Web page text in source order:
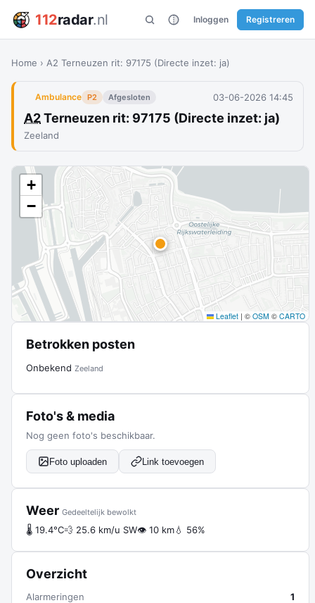
112radar.nl Inloggen Registreren
Home › A2 Terneuzen rit: 97175 (Directe inzet: ja)
Ambulance P2 Afgesloten 03-06-2026 14:45
A2Terneuzen rit: 97175 (Directe inzet: ja)
Zeeland
+
−
Leaflet | © OSM © CARTO
Betrokken posten
Onbekend Zeeland
Foto's & media
Nog geen foto's beschikbaar.
Foto uploaden Link toevoegen
Weer Gedeeltelijk bewolkt
🌡 19.4°C💨 25.6 km/u SW👁 10 km💧 56%
Overzicht
Alarmeringen
1